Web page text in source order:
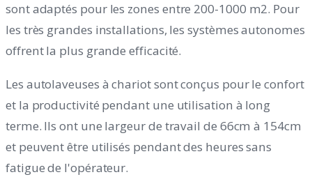
sont adaptés pour les zones entre 200-1000 m2. Pour
les très grandes installations, les systèmes autonomes
offrent la plus grande efficacité.
Les autolaveuses à chariot sont conçus pour le confort
et la productivité pendant une utilisation à long
terme. Ils ont une largeur de travail de 66cm à 154cm
et peuvent être utilisés pendant des heures sans
fatigue de l'opérateur.